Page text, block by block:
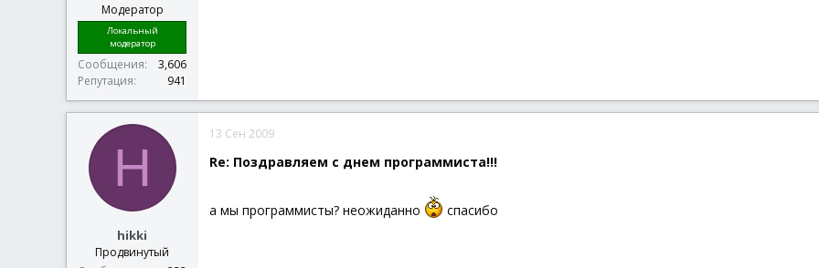
Модератор
Локальный
модератор
Сообщения
3,606
Репутация
941
H
hikki
Продвинутый
13 Сен 2009
Re: Поздравляем с днем программиста!!!
а мы программисты? неожиданно спасибо